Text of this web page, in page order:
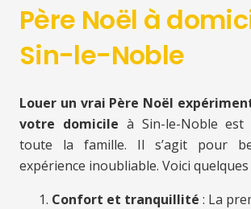
Père Noël à
Sin-le-Noble
Louer un vrai Père Noël
votre domicile à Sin-le-Noble
toute la famille. Il s’agit pour
expérience inoubliable. Voici
Confort et tranquillité : La